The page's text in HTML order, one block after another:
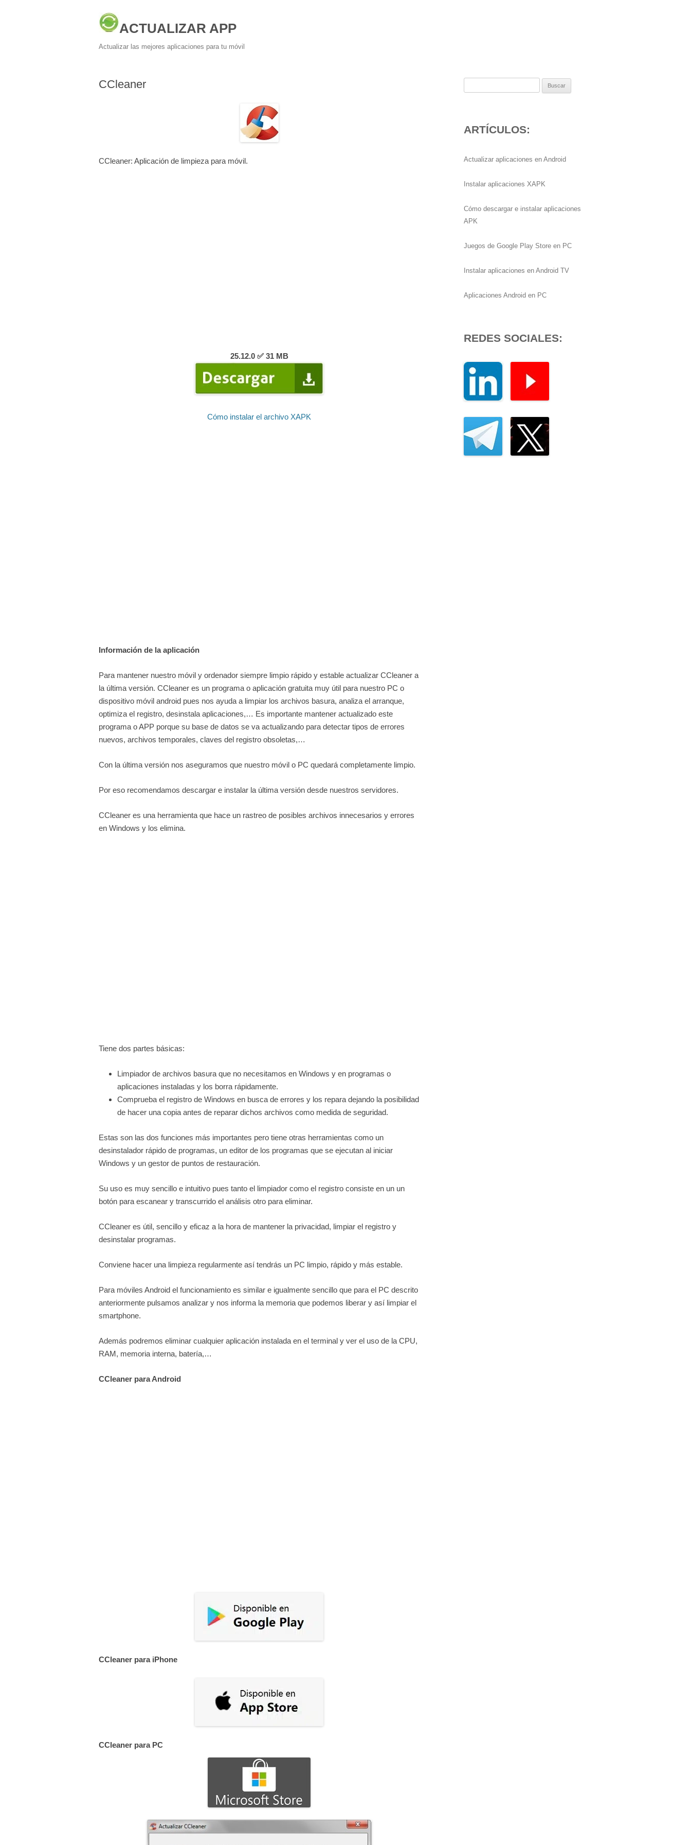
ACTUALIZAR APP
Actualizar las mejores aplicaciones para tu móvil
CCleaner
CCleaner: Aplicación de limpieza para móvil.
25.12.0 ✅ 31 MB
Cómo instalar el archivo XAPK
Información de la aplicación
Para mantener nuestro móvil y ordenador siempre limpio rápido y estable actualizar CCleaner a
la última versión. CCleaner es un programa o aplicación gratuita muy útil para nuestro PC o
dispositivo móvil android pues nos ayuda a limpiar los archivos basura, analiza el arranque,
optimiza el registro, desinstala aplicaciones,… Es importante mantener actualizado este
programa o APP porque su base de datos se va actualizando para detectar tipos de errores
nuevos, archivos temporales, claves del registro obsoletas,…
Con la última versión nos aseguramos que nuestro móvil o PC quedará completamente limpio.
Por eso recomendamos descargar e instalar la última versión desde nuestros servidores.
CCleaner es una herramienta que hace un rastreo de posibles archivos innecesarios y errores
en Windows y los elimina.
Tiene dos partes básicas:
Limpiador de archivos basura que no necesitamos en Windows y en programas o
aplicaciones instaladas y los borra rápidamente.
Comprueba el registro de Windows en busca de errores y los repara dejando la posibilidad
de hacer una copia antes de reparar dichos archivos como medida de seguridad.
Estas son las dos funciones más importantes pero tiene otras herramientas como un
desinstalador rápido de programas, un editor de los programas que se ejecutan al iniciar
Windows y un gestor de puntos de restauración.
Su uso es muy sencillo e intuitivo pues tanto el limpiador como el registro consiste en un un
botón para escanear y transcurrido el análisis otro para eliminar.
CCleaner es útil, sencillo y eficaz a la hora de mantener la privacidad, limpiar el registro y
desinstalar programas.
Conviene hacer una limpieza regularmente así tendrás un PC limpio, rápido y más estable.
Para móviles Android el funcionamiento es similar e igualmente sencillo que para el PC descrito
anteriormente pulsamos analizar y nos informa la memoria que podemos liberar y así limpiar el
smartphone.
Además podremos eliminar cualquier aplicación instalada en el terminal y ver el uso de la CPU,
RAM, memoria interna, batería,…
CCleaner para Android
CCleaner para iPhone
CCleaner para PC
ARTÍCULOS:
Actualizar aplicaciones en Android
Instalar aplicaciones XAPK
Cómo descargar e instalar aplicaciones
APK
Juegos de Google Play Store en PC
Instalar aplicaciones en Android TV
Aplicaciones Android en PC
REDES SOCIALES: